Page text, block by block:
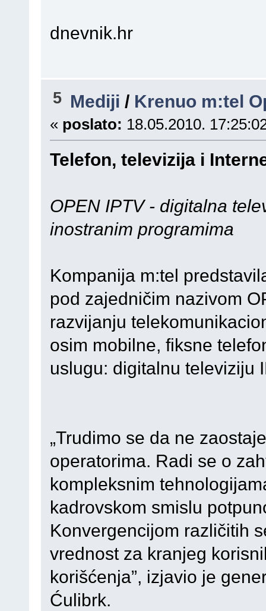
dnevnik.hr
5 Mediji / Krenuo m:tel
« poslato: 18.05.2010.
Telefon, televizija i
OPEN IPTV - digitalna
inostranim programima
Kompanija m:tel
pod zajedničim nazivom
razvijanju
osim mobilne, fiksne
uslugu: digitalnu televiziju
„Trudimo se da ne
operatorima. Radi se o
kompleksnim
kadrovskom smislu
Konvergencijom različitih
vrednost za kranjeg
korišćenja”, izjavio je
Ćulibrk.